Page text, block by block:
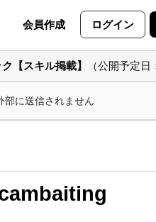
会員作成 ログイン
【スキル掲載】 （公開予定日
部に送信されません